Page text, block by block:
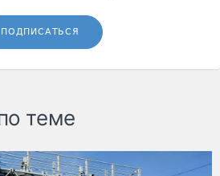
ПОДПИСАТЬСЯ
теме